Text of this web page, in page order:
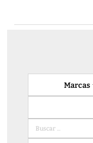
Marcas